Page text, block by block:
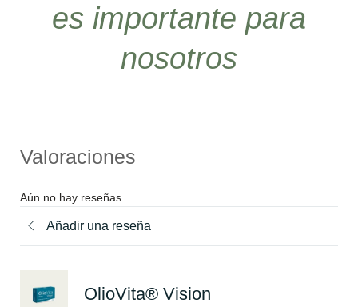
es importante para
nosotros
Valoraciones
Aún no hay reseñas
Añadir una reseña
OlioVita® Vision